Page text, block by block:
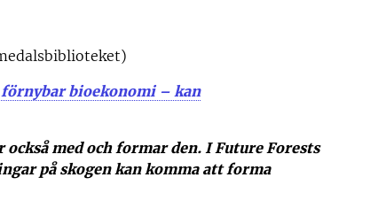
bioekonomi – kan
med och formar den. I Future Forests
på skogen kan komma att forma